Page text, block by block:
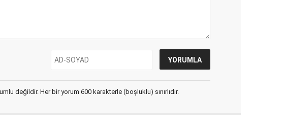
değildir. Her bir yorum 600 karakterle (boşluklu) sınırlıdır.